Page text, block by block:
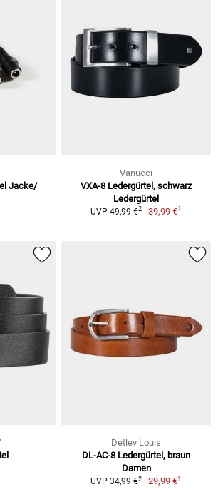
Jacke/
Vanucci
VXA-8 Ledergürtel, schwarz
Ledergürtel
UVP 49,99 €2 39,99 €1
Detlev Louis
DL-AC-8 Ledergürtel, braun
Damen
UVP 34,99 €2 29,99 €1